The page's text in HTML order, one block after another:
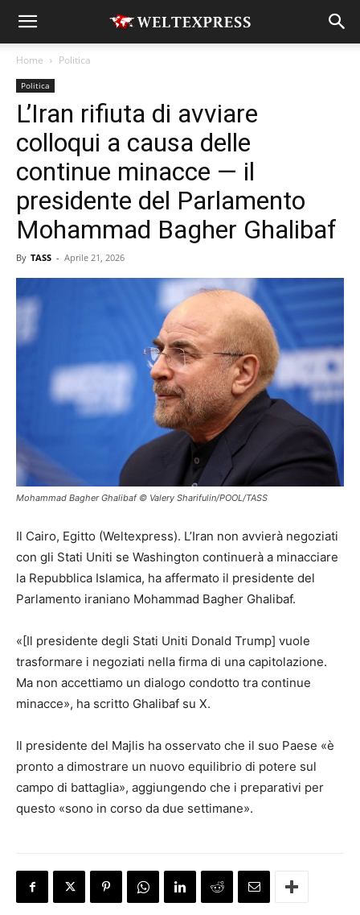
Home Politica
Politica
L’Iran rifiuta di avviare
colloqui a causa delle
continue minacce — il
presidente del Parlamento
Mohammad Bagher Ghalibaf
By TASS - Aprile 21, 2026
Mohammad Bagher Ghalibaf © Valery Sharifulin/POOL/TASS
Il Cairo, Egitto (Weltexpress). L’Iran non avvierà negoziati
con gli Stati Uniti se Washington continuerà a minacciare
la Repubblica Islamica, ha affermato il presidente del
Parlamento iraniano Mohammad Bagher Ghalibaf.
«[Il presidente degli Stati Uniti Donald Trump] vuole
trasformare i negoziati nella firma di una capitolazione.
Ma non accettiamo un dialogo condotto tra continue
minacce», ha scritto Ghalibaf su X.
Il presidente del Majlis ha osservato che il suo Paese «è
pronto a dimostrare un nuovo equilibrio di potere sul
campo di battaglia», aggiungendo che i preparativi per
questo «sono in corso da due settimane».